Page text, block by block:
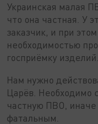
Украинская малая
что она частная. У
заказчик, и при
необходимостью
госприёмку изделий.
Нам нужно
Царёв. Необходимо
частную ПВО, иначе
фатальным.